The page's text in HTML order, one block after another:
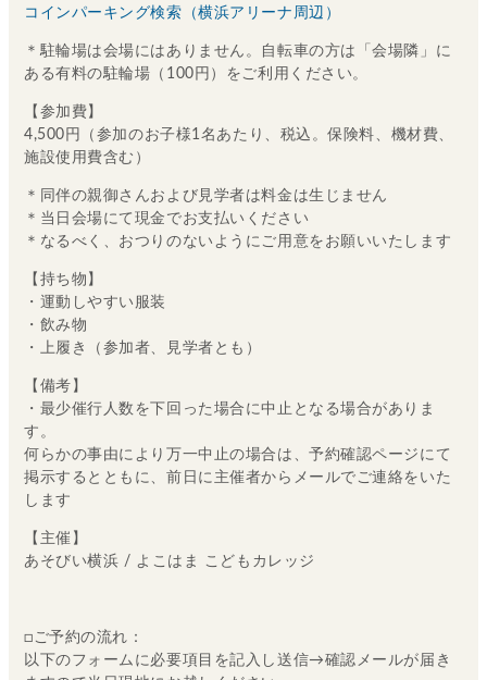
コインパーキング検索（横浜アリーナ周辺）
＊駐輪場は会場にはありません。自転車の方は「会場隣」に
ある有料の駐輪場（100円）をご利用ください。
【参加費】
4,500円（参加のお子様1名あたり、税込。保険料、機材費、
施設使用費含む）
＊同伴の親御さんおよび見学者は料金は生じません
＊当日会場にて現金でお支払いください
＊なるべく、おつりのないようにご用意をお願いいたします
【持ち物】
・運動しやすい服装
・飲み物
・上履き（参加者、見学者とも）
【備考】
・最少催行人数を下回った場合に中止となる場合がありま
す。
何らかの事由により万一中止の場合は、予約確認ページにて
掲示するとともに、前日に主催者からメールでご連絡をいた
します
【主催】
あそびい横浜 / よこはま こどもカレッジ
□ご予約の流れ：
以下のフォームに必要項目を記入し送信→確認メールが届き